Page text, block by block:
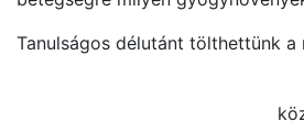
Tanulságos délutánt tölthettünk a